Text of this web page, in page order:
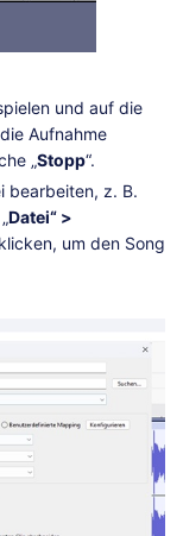
und auf die
Aufnahme
„Stopp“.
bearbeiten, z. B.
Datei“ >
um den Song